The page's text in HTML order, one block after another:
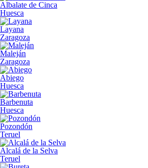
Albalate de Cinca
Huesca
Layana
Zaragoza
Maleján
Zaragoza
Abiego
Huesca
Barbenuta
Huesca
Pozondón
Teruel
Alcalá de la Selva
Teruel